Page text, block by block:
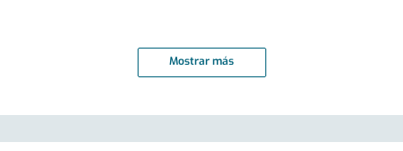
Mostrar más